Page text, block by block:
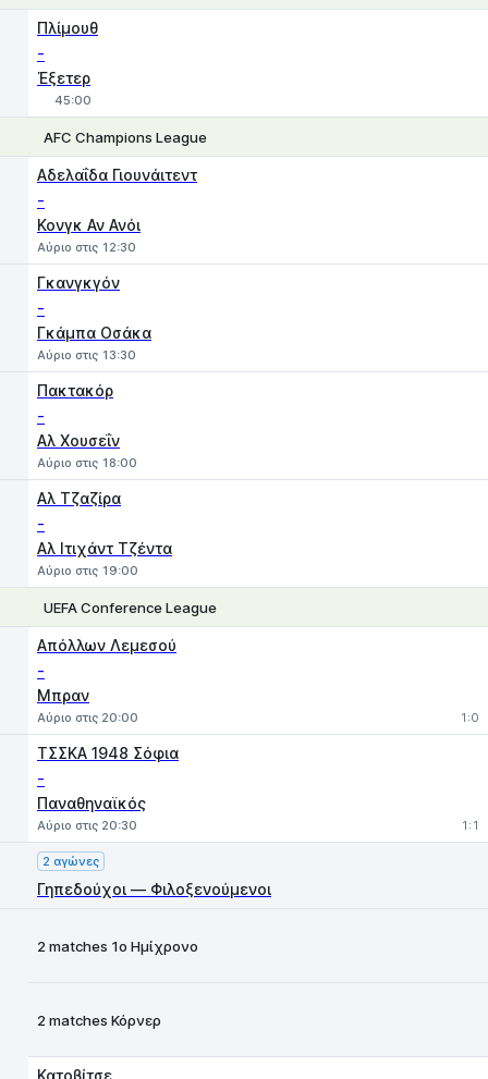
Πλίμουθ
-
Έξετερ
45:00
AFC Champions League
Αδελαΐδα Γιουνάιτεντ
-
Κονγκ Αν Ανόι
Αύριο στις 12:30
Γκανγκγόν
-
Γκάμπα Οσάκα
Αύριο στις 13:30
Πακτακόρ
-
Αλ Χουσεΐν
Αύριο στις 18:00
Αλ Τζαζίρα
-
Αλ Ιτιχάντ Τζέντα
Αύριο στις 19:00
UEFA Conference League
Απόλλων Λεμεσού
-
Μπραν
Αύριο στις 20:00 1:0
ΤΣΣΚΑ 1948 Σόφια
-
Παναθηναϊκός
Αύριο στις 20:30 1:1
2 αγώνες
Γηπεδούχοι — Φιλοξενούμενοι
2 matches 1ο Ημίχρονο
2 matches Κόρνερ
Κατοβίτσε